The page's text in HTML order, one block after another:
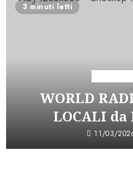
3 minuti letti
WORLD
LOCALI da
11/03/